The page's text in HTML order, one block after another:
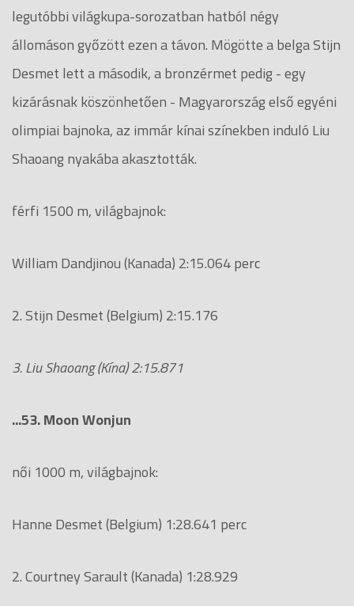
legutóbbi világkupa-sorozatban hatból négy
állomáson győzött ezen a távon. Mögötte a belga Stijn
Desmet lett a második, a bronzérmet pedig - egy
kizárásnak köszönhetően - Magyarország első egyéni
olimpiai bajnoka, az immár kínai színekben induló Liu
Shaoang nyakába akasztották.
férfi 1500 m, világbajnok:
William Dandjinou (Kanada) 2:15.064 perc
2. Stijn Desmet (Belgium) 2:15.176
3. Liu Shaoang (Kína) 2:15.871
...53. Moon Wonjun
női 1000 m, világbajnok:
Hanne Desmet (Belgium) 1:28.641 perc
2. Courtney Sarault (Kanada) 1:28.929